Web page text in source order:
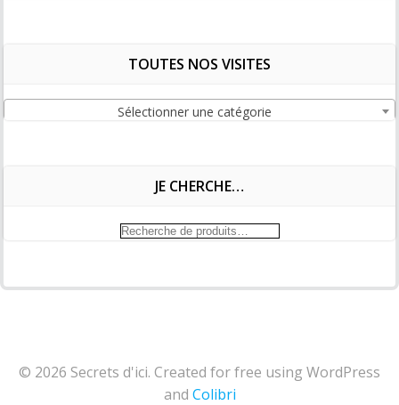
TOUTES NOS VISITES
Sélectionner une catégorie
JE CHERCHE…
Recherche
© 2026 Secrets d'ici. Created for free using WordPress
and Colibri